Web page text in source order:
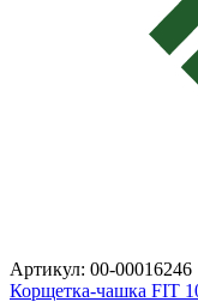
Артикул: 00-00016246
Корщетка-чашка FIT